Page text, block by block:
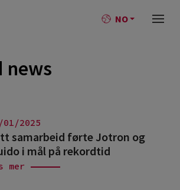
NO
news
01/2025
samarbeid førte Jotron og
i mål på rekordtid
mer